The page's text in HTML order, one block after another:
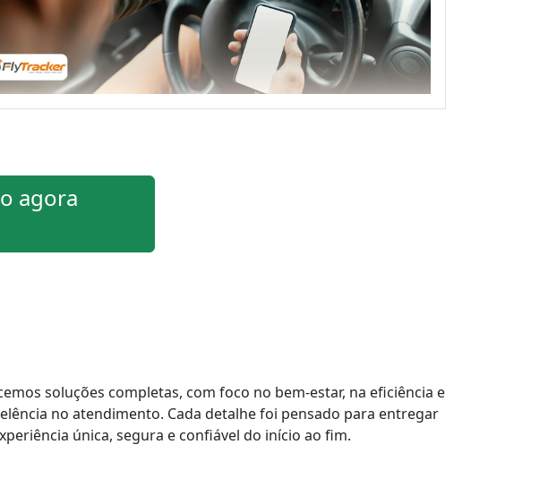
agora
soluções completas, com foco no bem-estar, na eficiência e
no atendimento. Cada detalhe foi pensado para entregar
única, segura e confiável do início ao fim.